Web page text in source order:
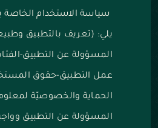
سياسة الاستخدام الخاصة
يلي: (تعريف بالتطبيق
المسؤولة عن التطبيق-
عمل التطبيق-حقوق
الحماية والخصوصيّة
المسؤولة عن التطبيق